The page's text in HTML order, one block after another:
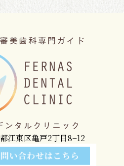
江東区亀戸2丁目8−12